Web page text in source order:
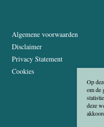
Op
om de
deze
Algemene voorwaarden
Disclaimer
Privacy Statement
Cookies